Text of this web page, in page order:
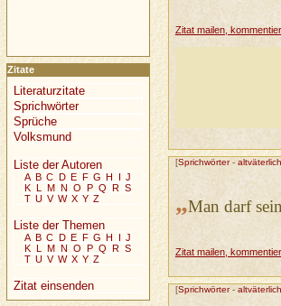
Zitat mailen,
[Sprichwörter-
„Man darf
Zitat mailen,
[Sprichwörter-
Zitate
Literaturzitate
Sprichwörter
Sprüche
Volksmund
Liste der Autoren
A B C D E F G H I J
K L M N O P Q R S
T U V W X Y Z
Liste der Themen
A B C D E F G H I J
K L M N O P Q R S
T U V W X Y Z
Zitat einsenden